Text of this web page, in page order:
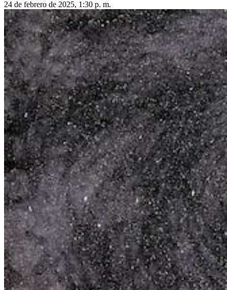
24 de febrero de 2025, 1:30 p. m.